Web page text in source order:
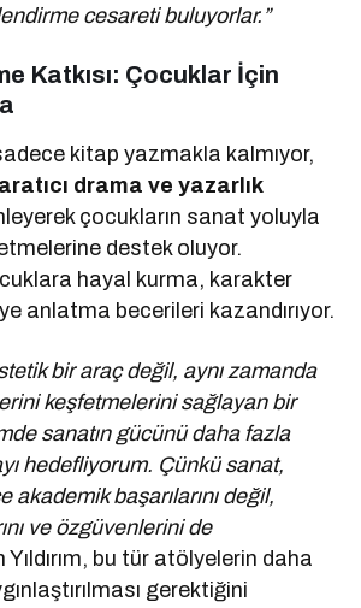
cesareti buluyorlar.”
Katkısı: Çocuklar İçin
kitap yazmakla kalmıyor,
drama ve yazarlık
çocukların sanat yoluyla
destek oluyor.
hayal kurma, karakter
anlatma becerileri kazandırıyor.
bir araç değil, aynı zamanda
keşfetmelerini sağlayan bir
sanatın gücünü daha fazla
hedefliyorum. Çünkü sanat,
akademik başarılarını değil,
ve özgüvenlerini de
Yıldırım, bu tür atölyelerin daha
gerektiğini